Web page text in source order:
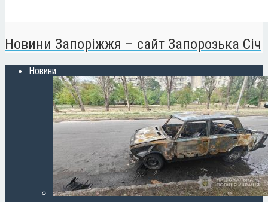
Новини Запоріжжя – сайт Запорозька Січ
Новини